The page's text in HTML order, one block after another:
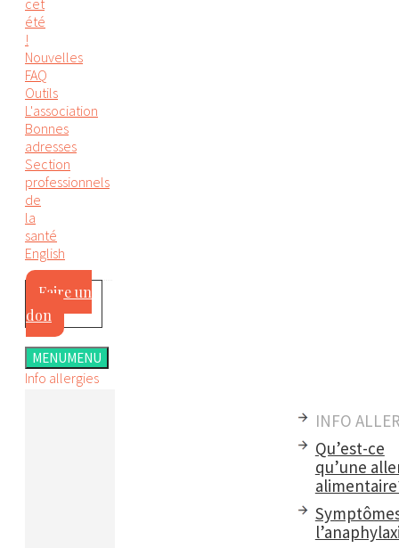
cet
été
!
Nouvelles
FAQ
Outils
L'association
Bonnes
adresses
Section
professionnels
de
la
santé
English
Faire un
don
MENUMENU
Info allergies
INFO
Qu’est-ce
qu’une